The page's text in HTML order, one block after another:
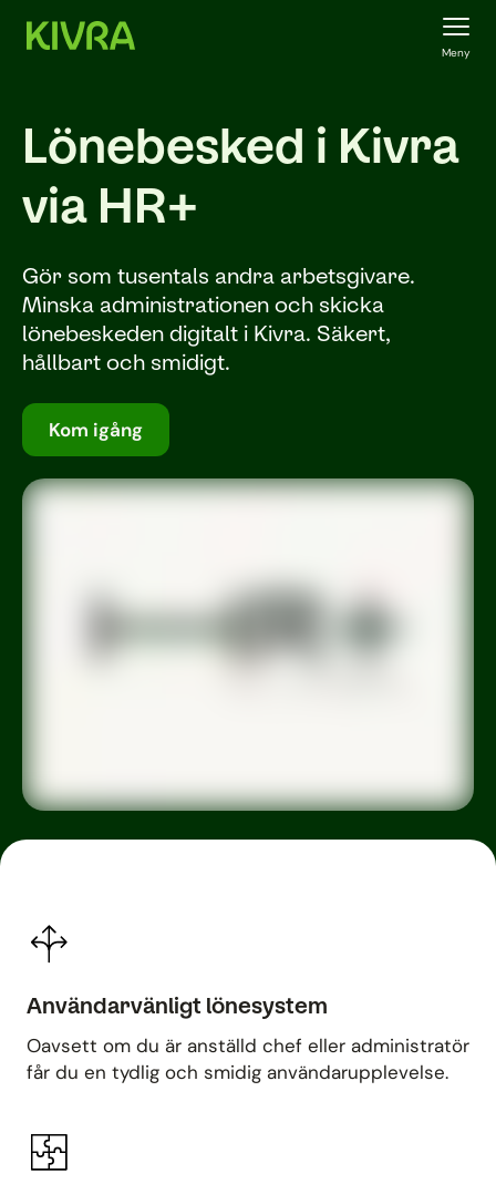
Meny
Lönebesked i Kivra
via HR+
Gör som tusentals andra arbetsgivare.
Minska administrationen och skicka
lönebeskeden digitalt i Kivra. Säkert,
hållbart och smidigt.
Kom igång
Användarvänligt lönesystem
Oavsett om du är anställd chef eller administratör
får du en tydlig och smidig användarupplevelse.